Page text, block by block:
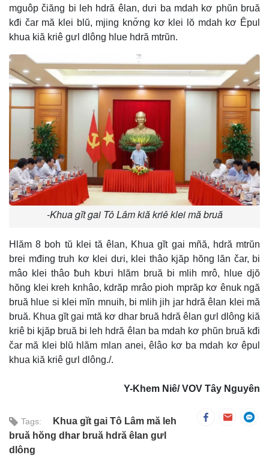
mguôp čiăng bi leh hdră êlan, dưi ba mdah kơ phŭn bruă
kđi čar mă klei blŭ, mjing knơ̆ng kơ klei lŏ mdah kơ Êpul
khua kiă kriê gưl dlông hlue hdră mtrŭn.
-Khua gĭt gai Tô Lâm kiă kriê klei mă bruă
Hlăm 8 boh tŭ klei tă êlan, Khua gĭt gai mñă, hdră mtrŭn
brei mđing truh kơ klei dưi, klei thâo kjăp hŏng lăn čar, bi
mâo klei thâo ƀuh kbưi hlăm bruă bi mlih mrô, hlue djŏ
hŏng klei kreh knhâo, kdrăp mrâo pioh mprăp kơ ênuk ngă
bruă hlue si klei mĭn mnuih, bi mlih jih jar hdră êlan klei mă
bruă. Khua gĭt gai mtă kơ dhar bruă hdră êlan gưl dlông kiă
kriê bi kjăp bruă bi leh hdră êlan ba mdah kơ phŭn bruă kđi
čar mă klei blŭ hlăm mlan anei, êlâo kơ ba mdah kơ êpul
khua kiă kriê gưl dlông./.
Y-Khem Niê/ VOV Tây Nguyên
Tags:
Khua gĭt gai Tô Lâm mă leh
bruă hŏng dhar bruă hdră êlan gưl
dlông